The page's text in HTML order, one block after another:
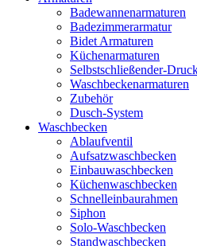
Badewannenarmaturen
Badezimmerarmatur
Bidet Armaturen
Küchenarmaturen
Selbstschließender-
Waschbeckenarmaturen
Zubehör
Dusch-System
Waschbecken
Ablaufventil
Aufsatzwaschbecken
Einbauwaschbecken
Küchenwaschbecken
Schnelleinbaurahmen
Siphon
Solo-Waschbecken
Standwaschbecken